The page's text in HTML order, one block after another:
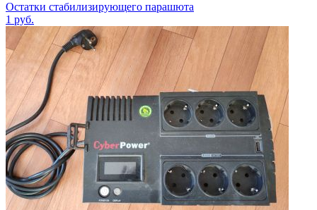
Остатки стабилизирующего парашюта
1 руб.